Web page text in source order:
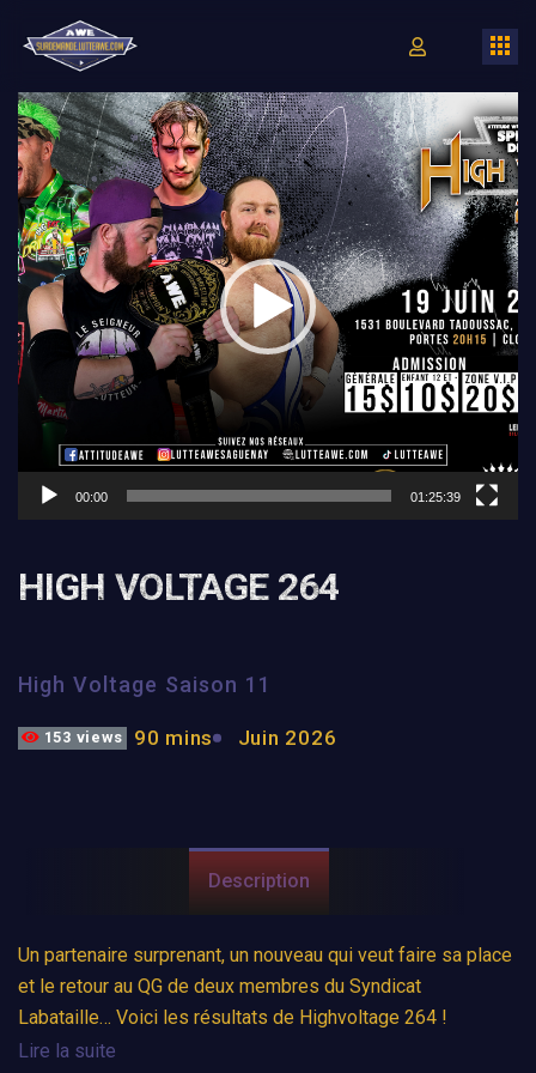
Lecteur
vidéo
00:00 01:25:39
HIGH VOLTAGE 264
High Voltage Saison 11
153 views 90 mins Juin 2026
Description
Un partenaire surprenant, un nouveau qui veut faire sa place
et le retour au QG de deux membres du Syndicat
Labataille… Voici les résultats de Highvoltage 264 !
Lire la suite